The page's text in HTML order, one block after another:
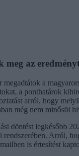
az
megadtátok a
a ponthatárok
arról, hogy
még nem minősül
döntést legkésőbb
rendszerében. Arról,
is értesítést